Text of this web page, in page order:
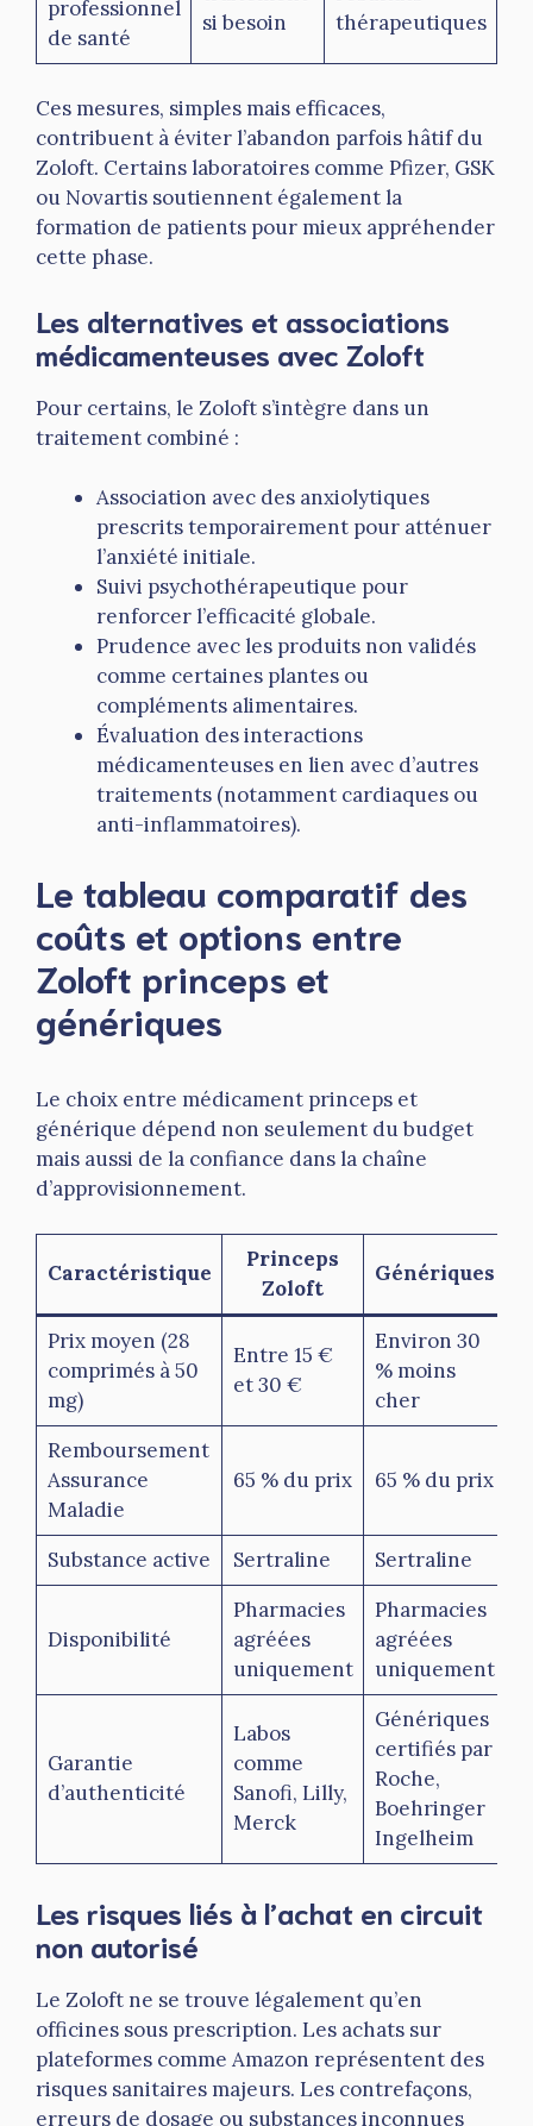
professionnel
de santé
si besoin
thérapeutiques
Ces mesures, simples mais efficaces,
contribuent à éviter l’abandon parfois hâtif du
Zoloft. Certains laboratoires comme Pfizer, GSK
ou Novartis soutiennent également la
formation de patients pour mieux appréhender
cette phase.
Les alternatives et associations
médicamenteuses avec Zoloft
Pour certains, le Zoloft s’intègre dans un
traitement combiné :
Association avec des anxiolytiques
prescrits temporairement pour atténuer
l’anxiété initiale.
Suivi psychothérapeutique pour
renforcer l’efficacité globale.
Prudence avec les produits non validés
comme certaines plantes ou
compléments alimentaires.
Évaluation des interactions
médicamenteuses en lien avec d’autres
traitements (notamment cardiaques ou
anti-inflammatoires).
Le tableau comparatif des
coûts et options entre
Zoloft princeps et
génériques
Le choix entre médicament princeps et
générique dépend non seulement du budget
mais aussi de la confiance dans la chaîne
d’approvisionnement.
Caractéristique
Princeps
Zoloft
Génériques
Prix moyen (28
comprimés à 50
mg)
Entre 15 €
et 30 €
Environ 30
% moins
cher
Remboursement
Assurance
Maladie
65 % du prix 65 % du prix
Substance active Sertraline Sertraline
Disponibilité
Pharmacies
agréées
uniquement
Pharmacies
agréées
uniquement
Garantie
d’authenticité
Labos
comme
Sanofi, Lilly,
Merck
Génériques
certifiés par
Roche,
Boehringer
Ingelheim
Les risques liés à l’achat en circuit
non autorisé
Le Zoloft ne se trouve légalement qu’en
officines sous prescription. Les achats sur
plateformes comme Amazon représentent des
risques sanitaires majeurs. Les contrefaçons,
erreurs de dosage ou substances inconnues